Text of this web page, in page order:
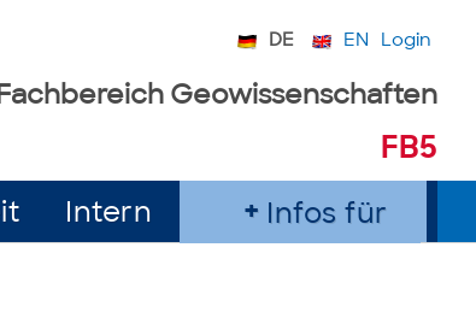
DE EN Login
Geowissenschaften
FB5
Intern Infos für